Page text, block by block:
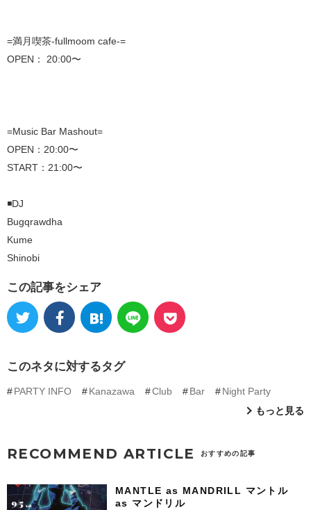
=満月喫茶-fullmoom cafe-=
OPEN： 20:00〜
=Music Bar Mashout=
OPEN：20:00〜
START：21:00〜
◾️DJ
Bugqrawdha
Kume
Shinobi
この記事をシェア
このネタに対するタグ
PARTY INFO Kanazawa Club Bar
Night Party
もっと見る
RECOMMEND ARTICLE おすすめの記事
MANTLE as MANDRILL マントル
as マンドリル